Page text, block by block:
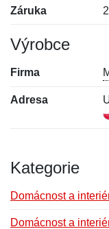
Záruka
Výrobce
Firma
Adresa
Kategorie
Domácnost a
Domácnost a